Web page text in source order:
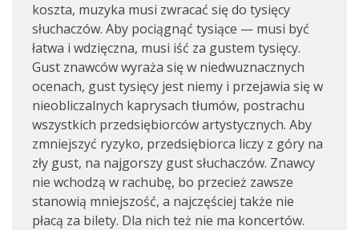
koszta, muzyka musi zwracać się do tysięcy
słuchaczów. Aby pociągnąć tysiące — musi być
łatwa i wdzięczna, musi iść za gustem tysięcy.
Gust znawców wyraża się w niedwuznacznych
ocenach, gust tysięcy jest niemy i przejawia się w
nieobliczalnych kaprysach tłumów, postrachu
wszystkich przedsiębiorców artystycznych. Aby
zmniejszyć ryzyko, przedsiębiorca liczy z góry na
zły gust, na najgorszy gust słuchaczów. Znawcy
nie wchodzą w rachubę, bo przecież zawsze
stanowią mniejszość, a najczęściej także nie
płacą za bilety. Dla nich też nie ma koncertów.